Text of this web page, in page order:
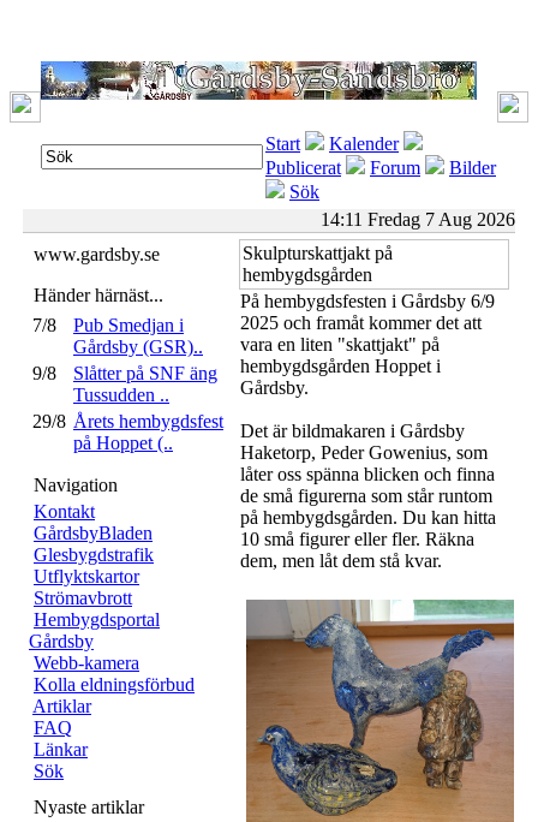
Start
Kalender
Publicerat
Forum
Bilder
Sök
14:11 Fredag 7 Aug 2026
www.gardsby.se
Händer härnäst...
7/8
Pub Smedjan i
Gårdsby (GSR)..
9/8
Slåtter på SNF äng
Tussudden ..
29/8 Årets hembygdsfest
på Hoppet (..
Navigation
Kontakt
GårdsbyBladen
Glesbygdstrafik
Utflyktskartor
Strömavbrott
Hembygdsportal
Gårdsby
Webb-kamera
Kolla eldningsförbud
Artiklar
FAQ
Länkar
Sök
Nyaste artiklar
Skulpturskattjakt på
hembygdsgården
På hembygdsfesten i Gårdsby 6/9
2025 och framåt kommer det att
vara en liten "skattjakt" på
hembygdsgården Hoppet i
Gårdsby.
Det är bildmakaren i Gårdsby
Haketorp, Peder Gowenius, som
låter oss spänna blicken och finna
de små figurerna som står runtom
på hembygdsgården. Du kan hitta
10 små figurer eller fler. Räkna
dem, men låt dem stå kvar.